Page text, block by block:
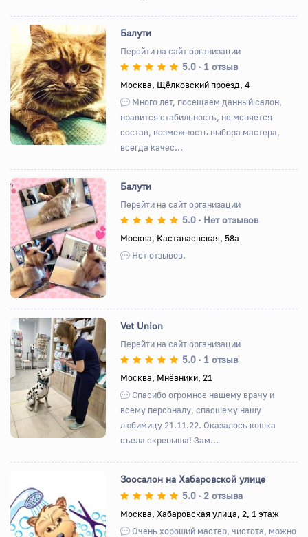
Назад Вперед
Балути
Перейти на сайт организации
5.0 • 1 отзыв
Москва, Щёлковский проезд, 4
Много лет, посещаем данный салон,
нравится стабильность, не меняется
состав, возможность выбора мастера,
всегда качес...
Назад Вперед
Балути
Перейти на сайт организации
5.0 • Нет отзывов
Москва, Кастанаевская, 58а
Нет отзывов.
Назад Вперед
Vet Union
Перейти на сайт организации
5.0 • 1 отзыв
Москва, Мнёвники, 21
Спасибо огромное нашему врачу и
всему персоналу, спасшему нашу
любимицу 21.11.22. Оказалось кошка
съела скрепыша! Зам...
Назад Вперед
Зоосалон на Хабаровской улице
5.0 • 2 отзыва
Москва, Хабаровская улица, 2, 1 этаж
Очень хороший мастер, чистота, можно